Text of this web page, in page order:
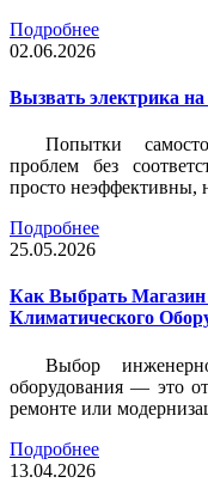
Подробнее
02.06.2026
Вызвать электрика
Попытки
проблем без
просто неэффективны,
Подробнее
25.05.2026
Как Выбрать
Климатического
Выбор
оборудования — это
ремонте или
Подробнее
13.04.2026